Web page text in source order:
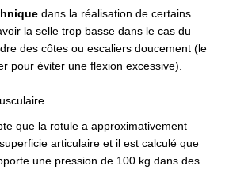
dans la réalisation de certains
la selle trop basse dans le cas du
des côtes ou escaliers doucement (le
pour éviter une flexion excessive).
que la rotule a approximativement
articulaire et il est calculé que
une pression de 100 kg dans des